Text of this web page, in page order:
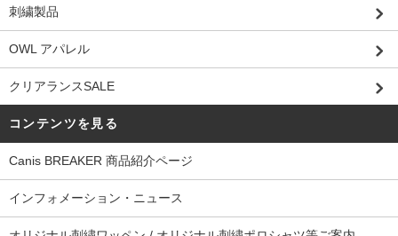
刺繍製品
OWL アパレル
クリアランスSALE
コンテンツを見る
Canis BREAKER 商品紹介ページ
インフォメーション・ニュース